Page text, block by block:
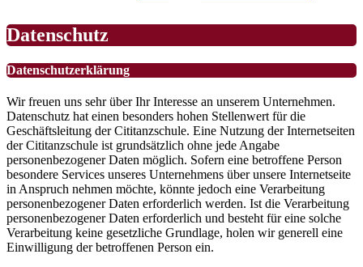
Datenschutz
Datenschutzerklärung
Wir freuen uns sehr über Ihr Interesse an unserem Unternehmen.
Datenschutz hat einen besonders hohen Stellenwert für die
Geschäftsleitung der Cititanzschule. Eine Nutzung der Internetseiten
der Cititanzschule ist grundsätzlich ohne jede Angabe
personenbezogener Daten möglich. Sofern eine betroffene Person
besondere Services unseres Unternehmens über unsere Internetseite
in Anspruch nehmen möchte, könnte jedoch eine Verarbeitung
personenbezogener Daten erforderlich werden. Ist die Verarbeitung
personenbezogener Daten erforderlich und besteht für eine solche
Verarbeitung keine gesetzliche Grundlage, holen wir generell eine
Einwilligung der betroffenen Person ein.